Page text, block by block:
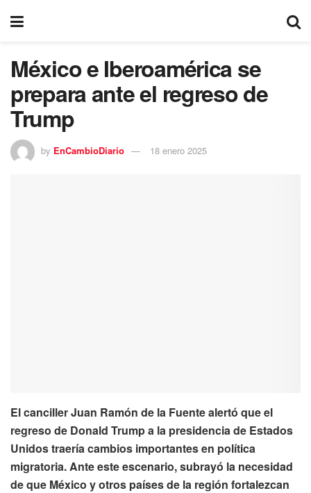
México e Iberoamérica se
prepara ante el regreso de
Trump
by EnCambioDiario 18 enero 2025
El canciller Juan Ramón de la Fuente alertó que el
regreso de Donald Trump a la presidencia de Estados
Unidos traería cambios importantes en política
migratoria. Ante este escenario, subrayó la necesidad
de que México y otros países de la región fortalezcan